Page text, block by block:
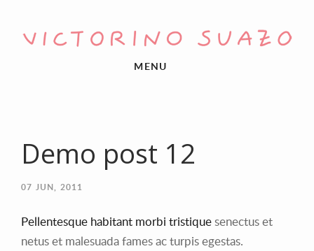
MENU
Demo post 12
07 JUN, 2011
Pellentesque habitant morbi tristique senectus et
netus et malesuada fames ac turpis egestas.